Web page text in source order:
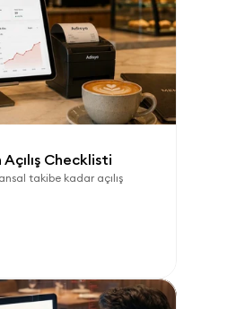
Checklisti
takibe kadar açılış